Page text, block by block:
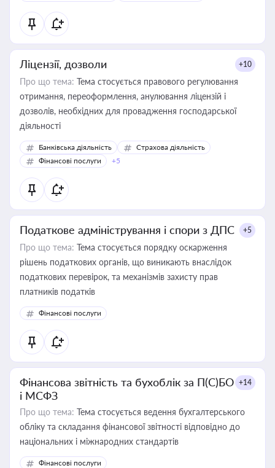
Ліцензії, дозволи +10
Про що тема: Тема стосується правового регулювання
отримання, переоформлення, анулювання ліцензій і
дозволів, необхідних для провадження господарської
діяльності
Банківська діяльність
Страхова діяльність
Фінансові послуги
+5
Податкове адміністрування і спори з ДПС +5
Про що тема: Тема стосується порядку оскарження
рішень податкових органів, що виникають внаслідок
податкових перевірок, та механізмів захисту прав
платників податків
Фінансові послуги
Фінансова звітність та бухоблік за П(С)БО
і МСФЗ
+14
Про що тема: Тема стосується ведення бухгалтерського
обліку та складання фінансової звітності відповідно до
національних і міжнародних стандартів
Фінансові послуги